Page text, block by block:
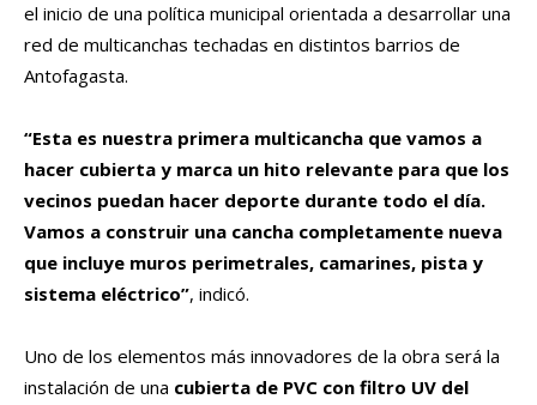
el inicio de una política municipal orientada a desarrollar una
red de multicanchas techadas en distintos barrios de
Antofagasta.
“Esta es nuestra primera multicancha que vamos a
hacer cubierta y marca un hito relevante para que los
vecinos puedan hacer deporte durante todo el día.
Vamos a construir una cancha completamente nueva
que incluye muros perimetrales, camarines, pista y
sistema eléctrico”, indicó.
Uno de los elementos más innovadores de la obra será la
instalación de una cubierta de PVC con filtro UV del